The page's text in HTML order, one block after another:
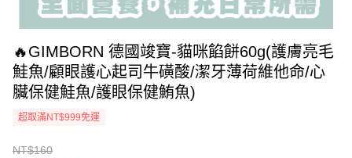
🔥GIMBORN 德國竣寶-貓咪餡餅60g(護膚亮毛
鮭魚/顧眼護心起司牛磺酸/潔牙薄荷維他命/心
臟保健鮭魚/護眼保健鮪魚)
超取滿NT$999免運
NT$160